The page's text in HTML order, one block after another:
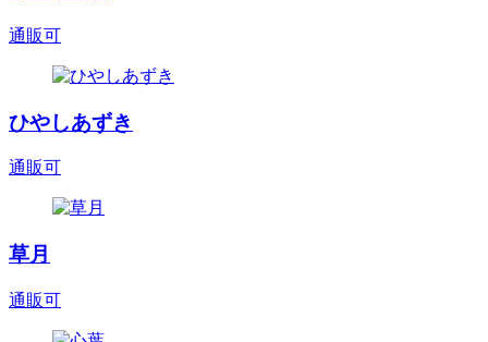
通販可
ひやしあずき
通販可
草月
通販可